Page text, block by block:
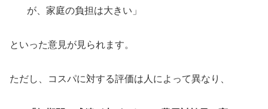
が、家庭の負担は大きい」
といった意見が見られます。
ただし、コスパに対する評価は人によって異なり、